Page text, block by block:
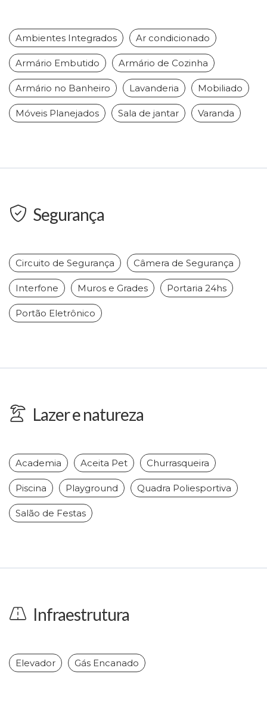
Ambientes Integrados Ar condicionado
Armário Embutido Armário de Cozinha
Armário no Banheiro Lavanderia Mobiliado
Móveis Planejados Sala de jantar Varanda
Segurança
Circuito de Segurança Câmera de Segurança
Interfone Muros e Grades Portaria 24hs
Portão Eletrônico
Lazer e natureza
Academia Aceita Pet Churrasqueira
Piscina Playground Quadra Poliesportiva
Salão de Festas
Infraestrutura
Elevador Gás Encanado